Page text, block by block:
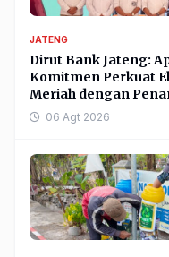
JATENG
Dirut Bank Jateng:
Komitmen Perkuat
Meriah dengan
06 Agt 2026